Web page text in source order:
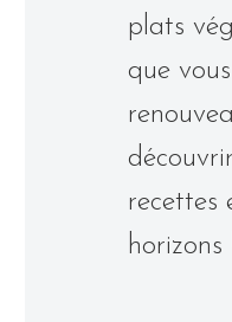
plats
que
recettes
horizons